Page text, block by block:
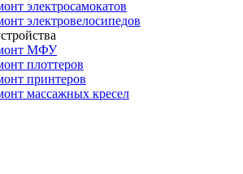
электросамокатов
электровелосипедов
МФУ
плоттеров
принтеров
массажных кресел